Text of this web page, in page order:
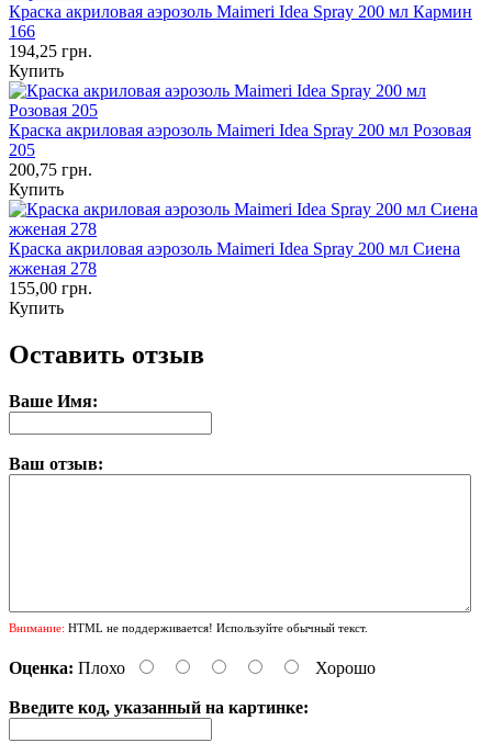
Краска акриловая аэрозоль Maimeri Idea Spray 200 мл Кармин
166
194,25 грн.
Купить
Краска акриловая аэрозоль Maimeri Idea Spray 200 мл Розовая
205
200,75 грн.
Купить
Краска акриловая аэрозоль Maimeri Idea Spray 200 мл Сиена
жженая 278
155,00 грн.
Купить
Оставить отзыв
Ваше Имя:
Ваш отзыв:
Внимание: HTML не поддерживается! Используйте обычный текст.
Оценка: Плохо Хорошо
Введите код, указанный на картинке: